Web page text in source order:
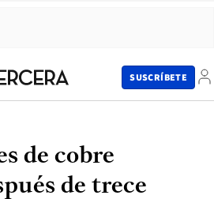
SUSCRÍBETE
de cobre
de trece